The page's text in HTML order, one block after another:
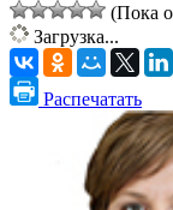
(Пока
Загрузка...
Распечатать